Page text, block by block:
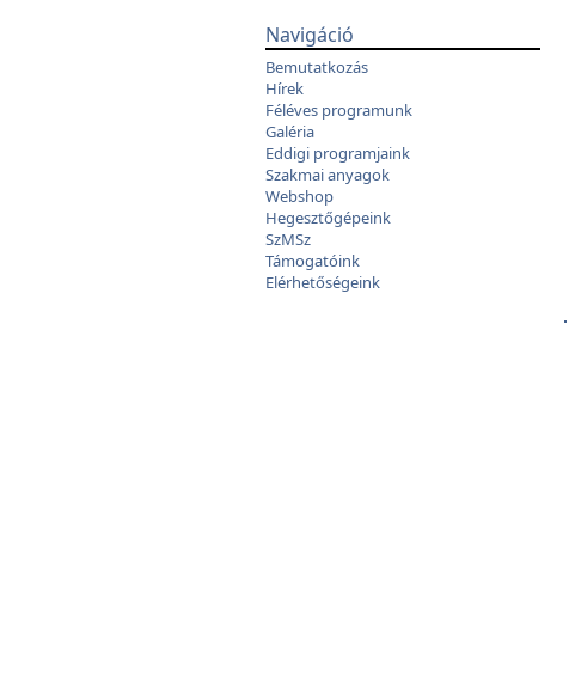
Navigáció
Bemutatkozás
Hírek
Féléves programunk
Galéria
Eddigi programjaink
Szakmai anyagok
Webshop
Hegesztőgépeink
SzMSz
Támogatóink
Elérhetőségeink